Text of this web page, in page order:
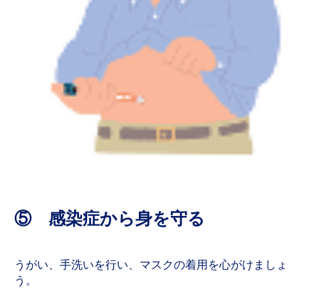
⑤ 感染症から身を守る
うがい、手洗いを行い、マスクの着用を心がけましょ
う。